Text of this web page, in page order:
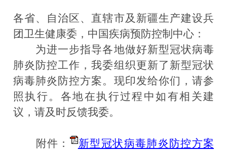
各省、自治区、直辖市及新疆生产建设兵
团卫生健康委，中国疾病预防控制中心：
为进一步指导各地做好新型冠状病毒
肺炎防控工作，我委组织更新了新型冠状
病毒肺炎防控方案。现印发给你们，请参
照执行。各地在执行过程中如有相关建
议，请及时反馈我委。
附件：
新型冠状病毒肺炎防控方案